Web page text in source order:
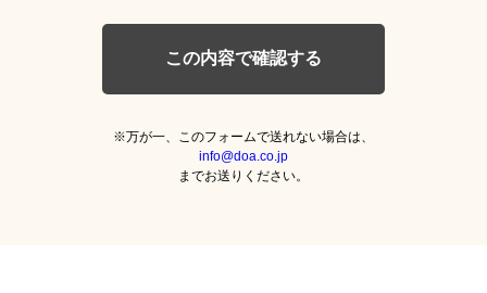
※万が一、このフォームで送れない場合は、
info@doa.co.jp
までお送りください。